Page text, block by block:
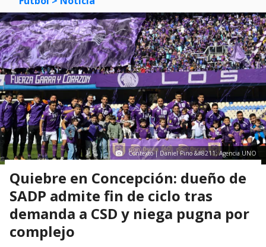
Contexto | Daniel Pino &#8211; Agencia UNO
Quiebre en Concepción: dueño de
SADP admite fin de ciclo tras
demanda a CSD y niega pugna por
complejo